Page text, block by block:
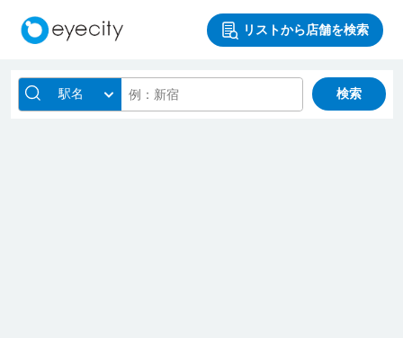
リストから店舗を検索
駅名 検索